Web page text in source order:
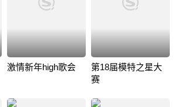
激情新年high歌会
第18届模特之星大
赛